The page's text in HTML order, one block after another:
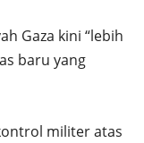
Gaza kini “lebih
baru yang
militer atas